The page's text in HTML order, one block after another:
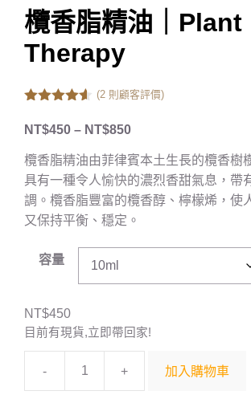
欖香脂精油｜Plant
Therapy
5
(2 則顧客評價)
NT$450 – NT$850
欖香脂精油由菲律賓本土生長的欖香樹
具有一種令人愉快的濃烈香甜氣息，帶
調。欖香脂豐富的欖香醇、檸檬烯，使
又保持平衡、穩定。
容量
NT$450
目前有現貨,立即帶回家!
- + 加入購物車